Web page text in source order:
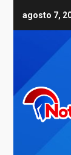
agosto 7,